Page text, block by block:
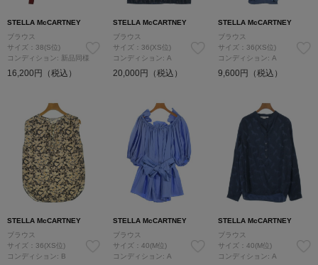
STELLA McCARTNEY
ブラウス
サイズ：38(S位)
コンディション: 新品同様
16,200円（税込）
STELLA McCARTNEY
ブラウス
サイズ：36(XS位)
コンディション: A
20,000円（税込）
STELLA McCARTNEY
ブラウス
サイズ：36(XS位)
コンディション: A
9,600円（税込）
STELLA McCARTNEY
ブラウス
サイズ：36(XS位)
コンディション: B
STELLA McCARTNEY
ブラウス
サイズ：40(M位)
コンディション: A
STELLA McCARTNEY
ブラウス
サイズ：40(M位)
コンディション: A